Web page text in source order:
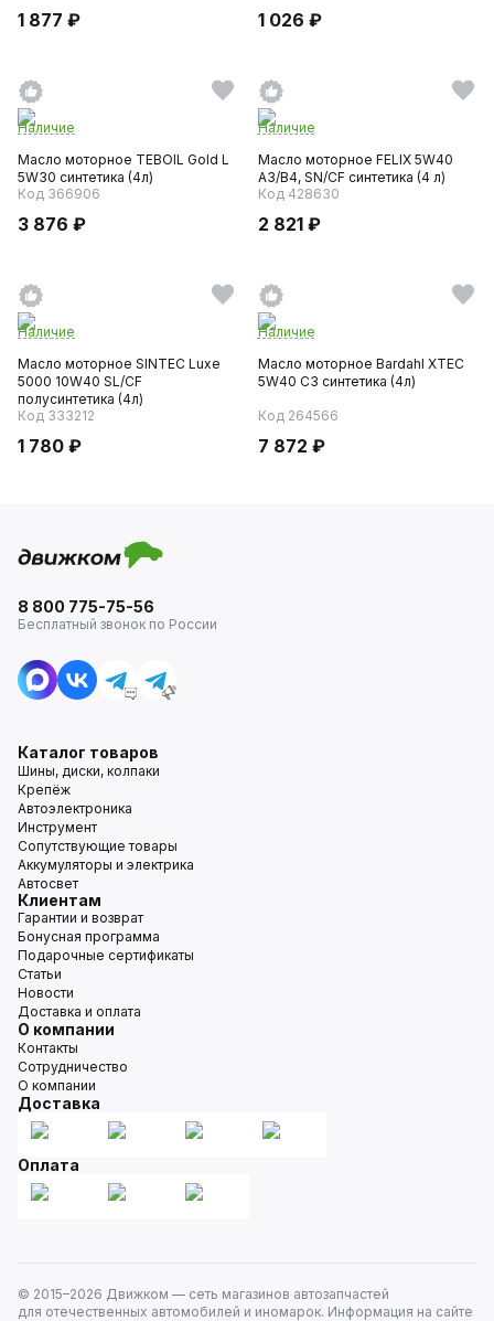
1 877 ₽ 1 026 ₽
Наличие
Масло моторное TEBOIL Gold L
5W30 синтетика (4л)
Код 366906
3 876 ₽
Наличие
Масло моторное FELIX 5W40
A3/B4, SN/CF синтетика (4 л)
Код 428630
2 821 ₽
Наличие
Масло моторное SINTEC Luxe
5000 10W40 SL/CF
полусинтетика (4л)
Код 333212
1 780 ₽
Наличие
Масло моторное Bardahl XTEC
5W40 C3 синтетика (4л)
Код 264566
7 872 ₽
8 800 775-75-56
Бесплатный звонок по России
Каталог товаров
Шины, диски, колпаки
Крепёж
Автоэлектроника
Инструмент
Сопутствующие товары
Аккумуляторы и электрика
Автосвет
Клиентам
Гарантии и возврат
Бонусная программа
Подарочные сертификаты
Статьи
Новости
Доставка и оплата
О компании
Контакты
Сотрудничество
О компании
Доставка
Оплата
© 2015–2026 Движком — сеть магазинов автозапчастей
для отечественных автомобилей и иномарок. Информация на сайте